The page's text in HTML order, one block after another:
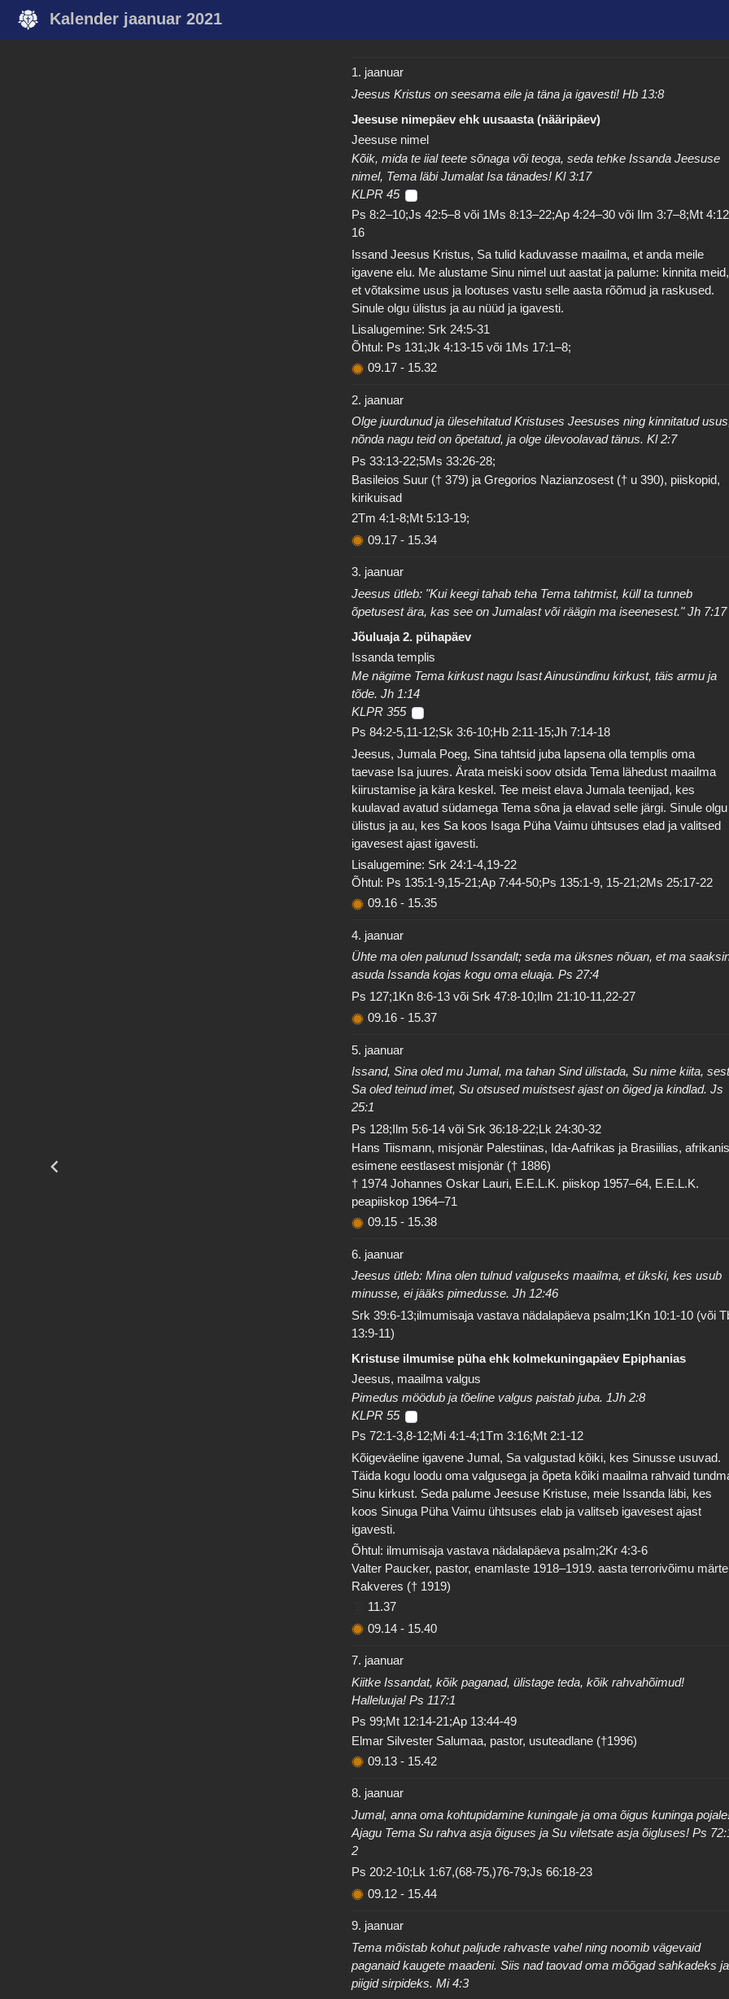
Kalender jaanuar 2021
1. jaanuar
Jeesus Kristus on seesama eile ja täna ja igavesti! Hb 13:8
Jeesuse nimepäev ehk uusaasta (nääripäev)
Jeesuse nimel
Kõik, mida te iial teete sõnaga või teoga, seda tehke Issanda Jeesuse
nimel, Tema läbi Jumalat Isa tänades! Kl 3:17
KLPR 45
Ps 8:2–10;Js 42:5–8 või 1Ms 8:13–22;Ap 4:24–30 või Ilm 3:7–8;Mt
16
Issand Jeesus Kristus, Sa tulid kaduvasse maailma, et anda meile
igavene elu. Me alustame Sinu nimel uut aastat ja palume: kinnita meid,
et võtaksime usus ja lootuses vastu selle aasta rõõmud ja raskused.
Sinule olgu ülistus ja au nüüd ja igavesti.
Lisalugemine: Srk 24:5-31
Õhtul: Ps 131;Jk 4:13-15 või 1Ms 17:1–8;
09.17 - 15.32
2. jaanuar
Olge juurdunud ja ülesehitatud Kristuses Jeesuses ning kinnitatud
nõnda nagu teid on õpetatud, ja olge ülevoolavad tänus. Kl 2:7
Ps 33:13-22;5Ms 33:26-28;
Basileios Suur († 379) ja Gregorios Nazianzosest († u 390), piiskopid,
kirikuisad
2Tm 4:1-8;Mt 5:13-19;
09.17 - 15.34
3. jaanuar
Jeesus ütleb: "Kui keegi tahab teha Tema tahtmist, küll ta tunneb
õpetusest ära, kas see on Jumalast või räägin ma iseenesest." Jh 7:17
Jõuluaja 2. pühapäev
Issanda templis
Me nägime Tema kirkust nagu Isast Ainusündinu kirkust, täis armu ja
tõde. Jh 1:14
KLPR 355
Ps 84:2-5,11-12;Sk 3:6-10;Hb 2:11-15;Jh 7:14-18
Jeesus, Jumala Poeg, Sina tahtsid juba lapsena olla templis oma
taevase Isa juures. Ärata meiski soov otsida Tema lähedust maailma
kiirustamise ja kära keskel. Tee meist elava Jumala teenijad, kes
kuulavad avatud südamega Tema sõna ja elavad selle järgi. Sinule olgu
ülistus ja au, kes Sa koos Isaga Püha Vaimu ühtsuses elad ja valitsed
igavesest ajast igavesti.
Lisalugemine: Srk 24:1-4,19-22
Õhtul: Ps 135:1-9,15-21;Ap 7:44-50;Ps 135:1-9, 15-21;2Ms 25:17-22
09.16 - 15.35
4. jaanuar
Ühte ma olen palunud Issandalt; seda ma üksnes nõuan, et ma
asuda Issanda kojas kogu oma eluaja. Ps 27:4
Ps 127;1Kn 8:6-13 või Srk 47:8-10;Ilm 21:10-11,22-27
09.16 - 15.37
5. jaanuar
Issand, Sina oled mu Jumal, ma tahan Sind ülistada, Su nime kiita,
Sa oled teinud imet, Su otsused muistsest ajast on õiged ja kindlad. Js
25:1
Ps 128;Ilm 5:6-14 või Srk 36:18-22;Lk 24:30-32
Hans Tiismann, misjonär Palestiinas, Ida-Aafrikas ja Brasiilias,
esimene eestlasest misjonär († 1886)
† 1974 Johannes Oskar Lauri, E.E.L.K. piiskop 1957–64, E.E.L.K.
peapiiskop 1964–71
09.15 - 15.38
6. jaanuar
Jeesus ütleb: Mina olen tulnud valguseks maailma, et ükski, kes usub
minusse, ei jääks pimedusse. Jh 12:46
Srk 39:6-13;ilmumisaja vastava nädalapäeva psalm;1Kn 10:1-10 (või
13:9-11)
Kristuse ilmumise püha ehk kolmekuningapäev Epiphanias
Jeesus, maailma valgus
Pimedus möödub ja tõeline valgus paistab juba. 1Jh 2:8
KLPR 55
Ps 72:1-3,8-12;Mi 4:1-4;1Tm 3:16;Mt 2:1-12
Kõigeväeline igavene Jumal, Sa valgustad kõiki, kes Sinusse usuvad.
Täida kogu loodu oma valgusega ja õpeta kõiki maailma rahvaid
Sinu kirkust. Seda palume Jeesuse Kristuse, meie Issanda läbi, kes
koos Sinuga Püha Vaimu ühtsuses elab ja valitseb igavesest ajast
igavesti.
Õhtul: ilmumisaja vastava nädalapäeva psalm;2Kr 4:3-6
Valter Paucker, pastor, enamlaste 1918–1919. aasta terrorivõimu
Rakveres († 1919)
11.37
09.14 - 15.40
7. jaanuar
Kiitke Issandat, kõik paganad, ülistage teda, kõik rahvahõimud!
Halleluuja! Ps 117:1
Ps 99;Mt 12:14-21;Ap 13:44-49
Elmar Silvester Salumaa, pastor, usuteadlane (†1996)
09.13 - 15.42
8. jaanuar
Jumal, anna oma kohtupidamine kuningale ja oma õigus kuninga
Ajagu Tema Su rahva asja õiguses ja Su viletsate asja õigluses! Ps
2
Ps 20:2-10;Lk 1:67,(68-75,)76-79;Js 66:18-23
09.12 - 15.44
9. jaanuar
Tema mõistab kohut paljude rahvaste vahel ning noomib vägevaid
paganaid kaugete maadeni. Siis nad taovad oma mõõgad sahkadeks ja
piigid sirpideks. Mi 4:3